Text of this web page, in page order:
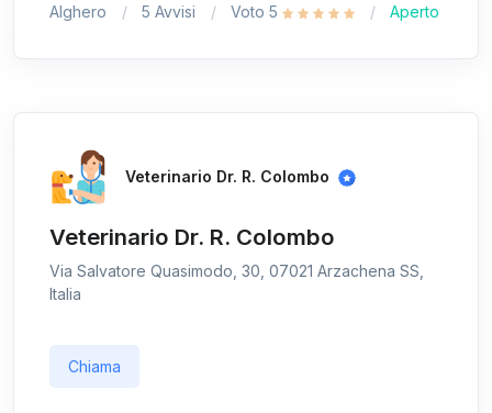
Alghero 5 Avvisi Voto 5 Aperto
Veterinario Dr. R. Colombo
Veterinario Dr. R. Colombo
Via Salvatore Quasimodo, 30, 07021 Arzachena SS,
Italia
Chiama